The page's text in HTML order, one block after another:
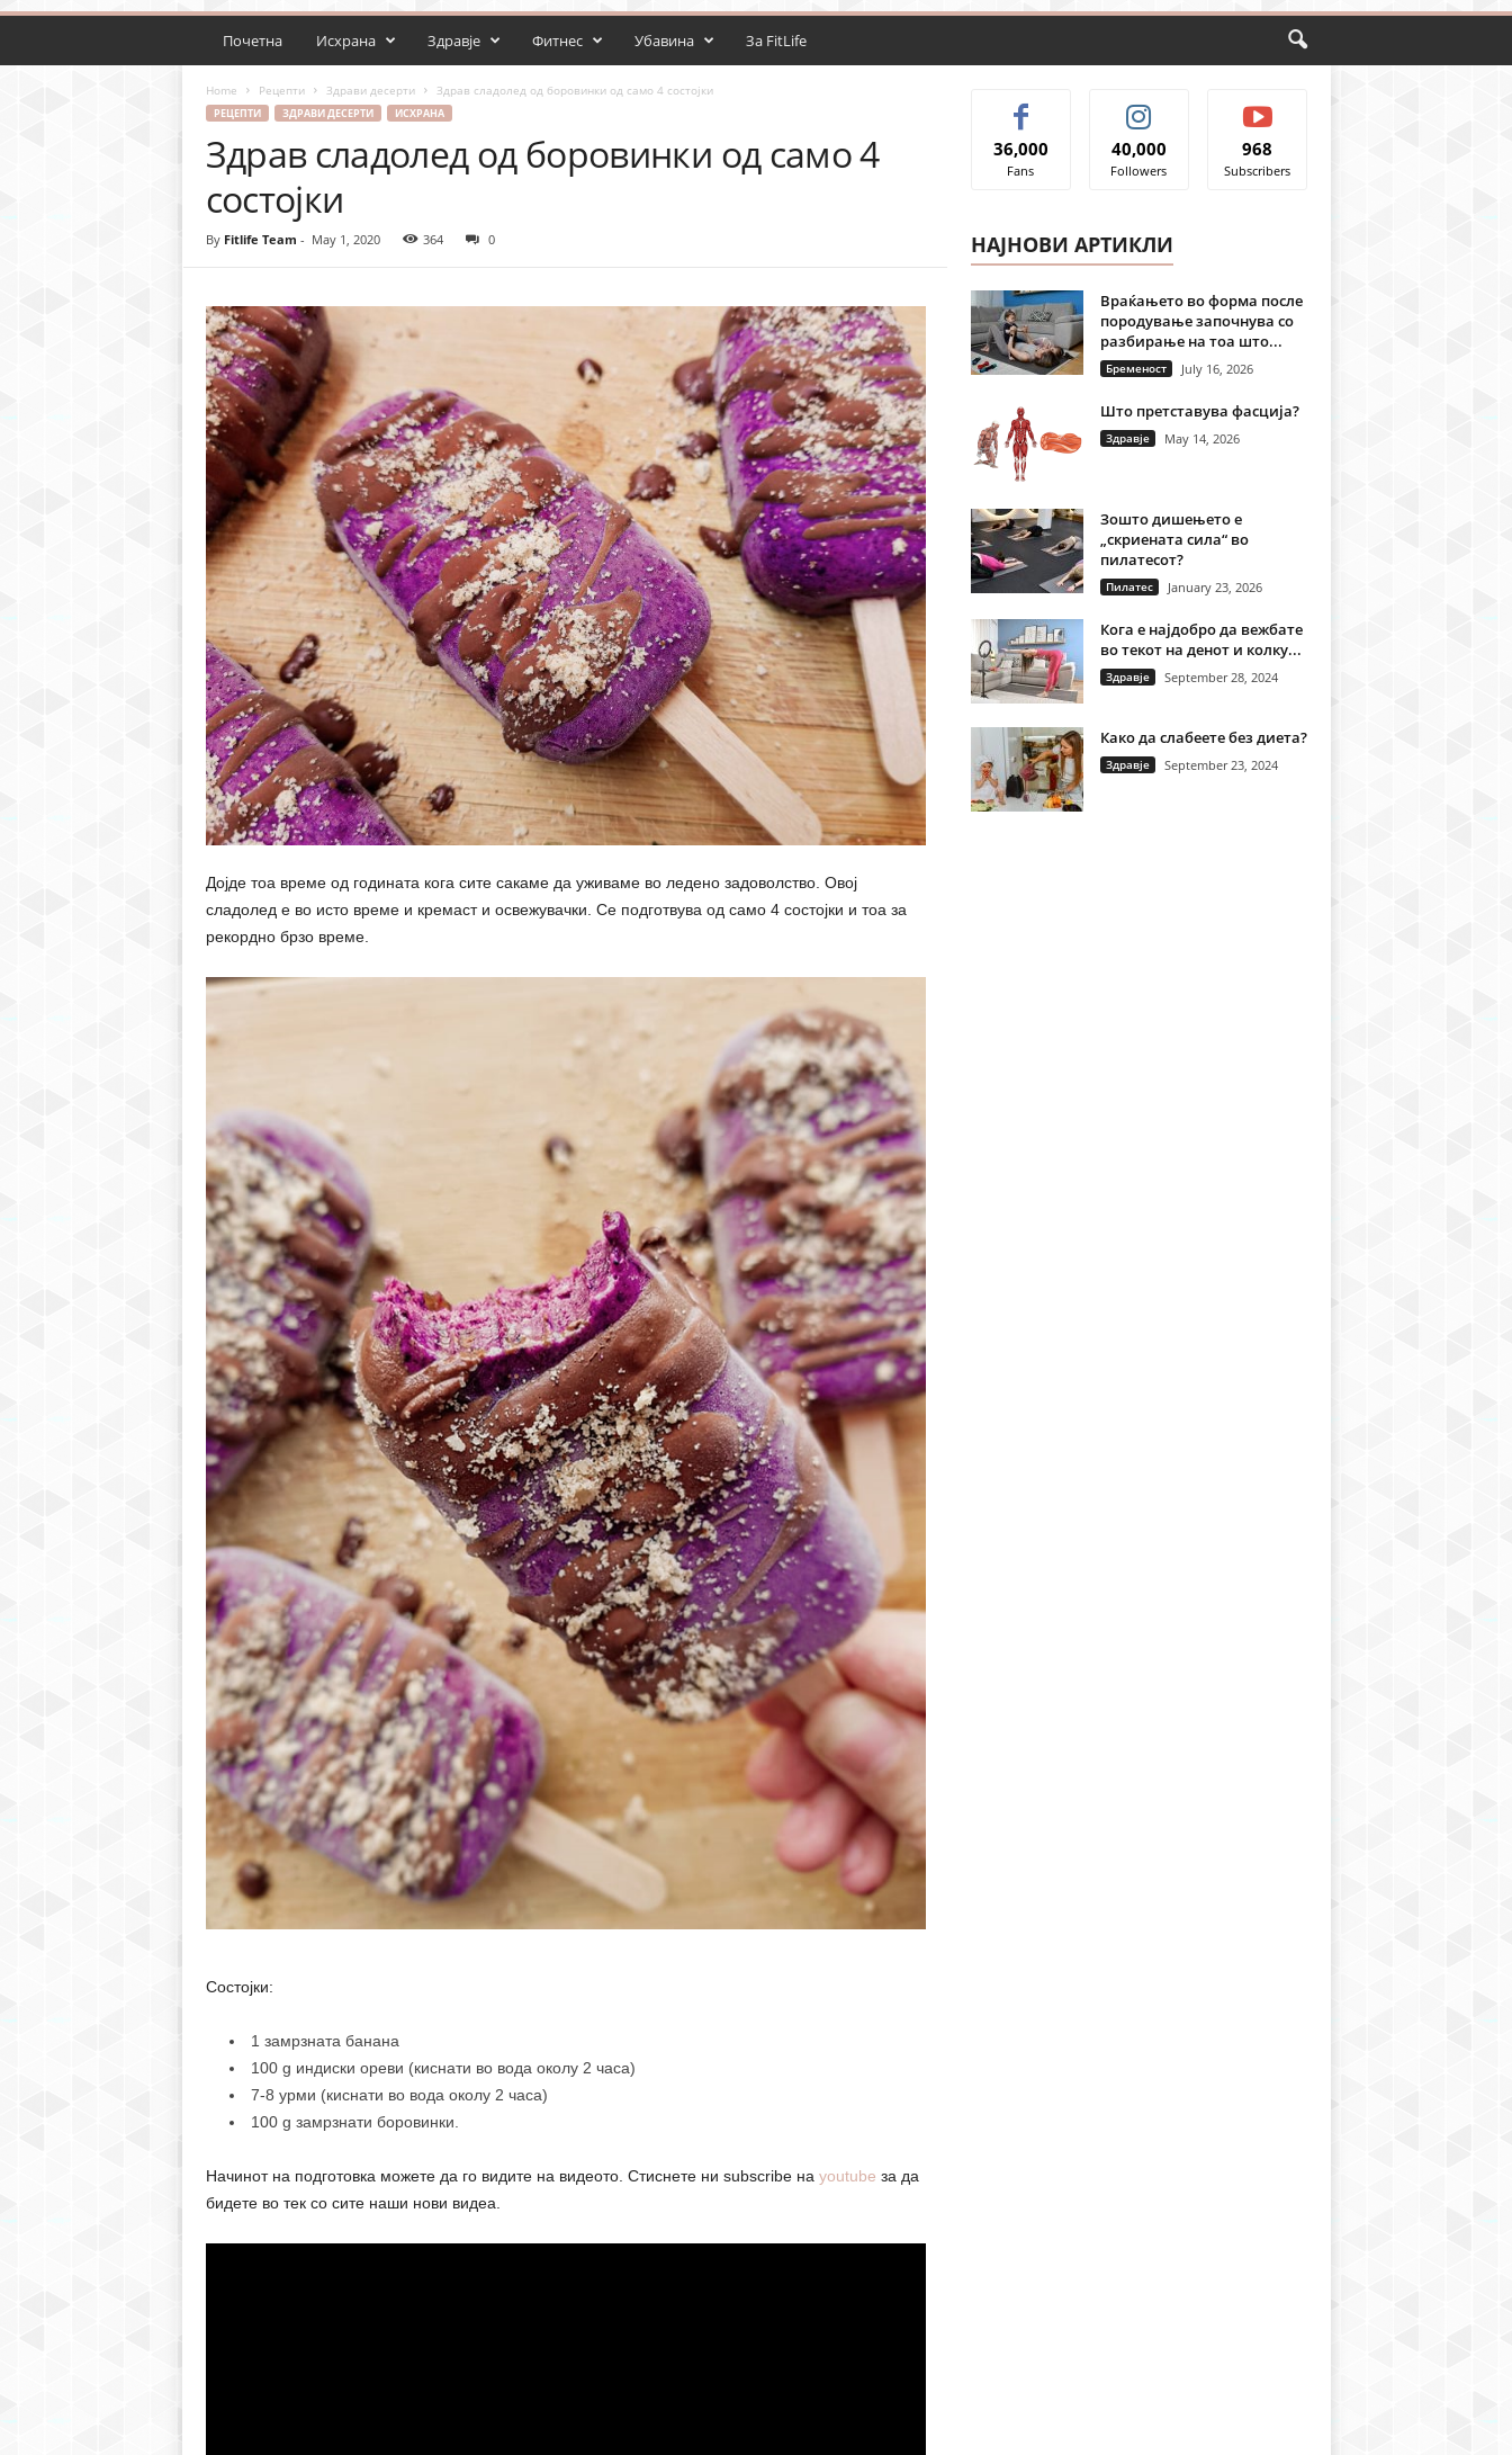
Почетна Исхрана Здравје Фитнес Убавина За FitLife
Home Рецепти Здрави десерти Здрав сладолед од боровинки од само 4 состоjки
РЕЦЕПТИ ЗДРАВИ ДЕСЕРТИ ИСХРАНА
Здрав сладолед од боровинки од само 4
состоjки
By Fitlife Team - May 1, 2020 364 0
Дојде тоа време од годината кога сите сакаме да уживаме во ледено задоволство. Овој
сладолед е во исто време и кремаст и освежувачки. Се подготвува од само 4 состојки и тоа за
рекордно брзо време.
Состојки:
1 замрзната банана
100 g индиски ореви (киснати во вода околу 2 часа)
7-8 урми (киснати во вода околу 2 часа)
100 g замрзнати боровинки.
Начинот на подготовка можете да го видите на видеото. Стиснете ни subscribe на youtube за да
бидете во тек со сите наши нови видеа.
36,000
Fans
40,000
Followers
968
Subscribers
НАЈНОВИ АРТИКЛИ
Враќањето во форма после
породување започнува со
разбирање на тоа што...
Бременост July 16, 2026
Што претставува фасција?
Здравје May 14, 2026
Зошто дишењето е
„скриената сила“ во
пилатесот?
Пилатес January 23, 2026
Кога е најдобро да вежбате
во текот на денот и колку...
Здравје September 28, 2024
Како да слабеете без диета?
Здравје September 23, 2024